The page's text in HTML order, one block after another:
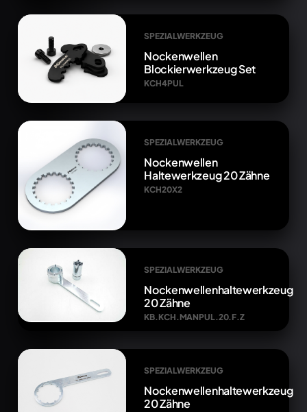
SPEZIALWERKZEUG
Nockenwellen
Blockierwerkzeug Set
KCH4PUL
SPEZIALWERKZEUG
Nockenwellen
Haltewerkzeug 20 Zähne
KCH20X2
SPEZIALWERKZEUG
Nockenwellenhaltewerkzeug
20 Zähne
KB.KCH.MANPUL.20.F.Z
SPEZIALWERKZEUG
Nockenwellenhaltewerkzeug
20 Zähne